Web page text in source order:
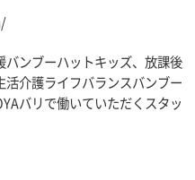
バンブーハットキッズ、放課後
介護ライフバランスバンブー
バリで働いていただくスタッ